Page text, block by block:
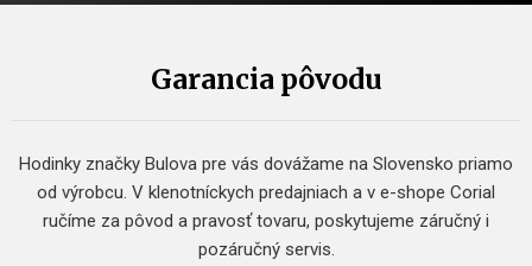
Garancia pôvodu
Hodinky značky Bulova pre vás dovážame na Slovensko priamo
od výrobcu. V klenotníckych predajniach a v e-shope Corial
ručíme za pôvod a pravosť tovaru, poskytujeme záručný i
pozáručný servis.